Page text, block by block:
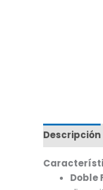
Descripción
Doble